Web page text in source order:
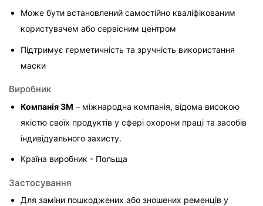
Може бути встановлений самостійно кваліфікованим
користувачем або сервісним центром
Підтримує герметичність та зручність використання
маски
Виробник
Компанія 3M – міжнародна компанія, відома високою
якістю своїх продуктів у сфері охорони праці та засобів
індивідуального захисту.
Країна виробник - Польща
Застосування
Для заміни пошкоджених або зношених ременців у